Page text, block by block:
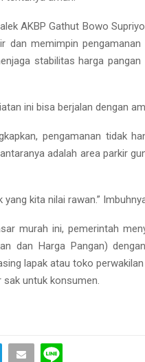
AKBP Gathut Bowo
dan memimpin
stabilitas harga
ini bisa berjalan dengan
pengamanan tidak
adalah area parkir
kita nilai rawan.”
murah ini, pemerintah
dan Harga Pangan)
lapak atau toko
sak untuk konsumen.